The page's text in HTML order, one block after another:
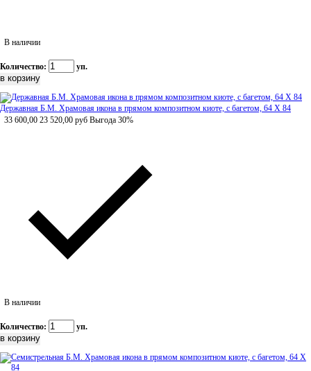
В наличии
Количество: уп.
Державная Б.М. Храмовая икона в прямом композитном киоте, с багетом, 64 Х 84
33 600,00 23 520,00 руб Выгода 30%
В наличии
Количество: уп.